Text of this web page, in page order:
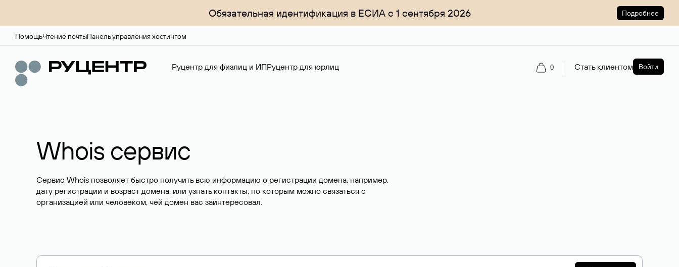
Обязательная идентификация в ЕСИА с 1 сентября 2026 Подробнее
ПомощьЧтение почтыПанель управления хостингом
Руцентр для физлиц и ИПРуцентр для юрлиц 0 Стать клиентом Войти
Whois сервис
Сервис Whois позволяет быстро получить всю информацию о регистрации домена, например,
дату регистрации и возраст домена, или узнать контакты, по которым можно связаться с
организацией или человеком, чей домен вас заинтересовал.